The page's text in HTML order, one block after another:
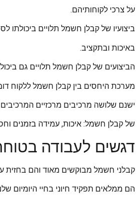
על צרכי לקוחותיהם.
ביצועיו של קבלן חשמל תלויים ביכולתו
באיכות ובתקציב.
הביצועים של קבלן חשמל תלויים גם
מערכת היחסים בין קבלן חשמל ללקוח
ישנם שלושה מרכיבים מרכזיים
של קבלן חשמל: איכות, עמידה בזמנים
דגשים לעבודה
קבלני חשמל מבוקשים מאוד והם בחזית
הם ממלאים תפקיד חיוני בחיי היומיום